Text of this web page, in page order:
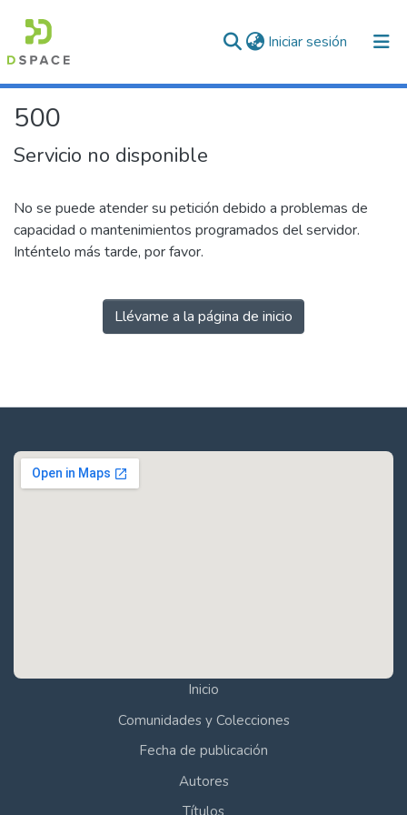
Iniciar sesión (current)
500
Servicio no disponible
No se puede atender su petición debido a problemas de
capacidad o mantenimientos programados del servidor.
Inténtelo más tarde, por favor.
Llévame a la página de inicio
Inicio
Comunidades y Colecciones
Fecha de publicación
Autores